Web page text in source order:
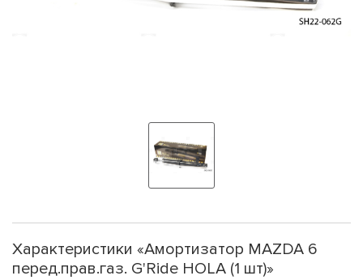
Характеристики «Амортизатор MAZDA 6
перед.прав.газ. G'Ride HOLA (1 шт)»